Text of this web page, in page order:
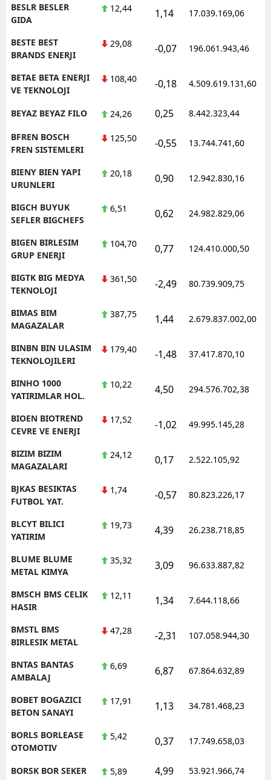
BESLR BESLER
GIDA
12,44 1,14 17.039.169,06
BESTE BEST
BRANDS ENERJI
29,08 -0,07 196.061.943,46
BETAE BETA ENERJI
VE TEKNOLOJI
108,40 -0,18 4.509.619.131,60
BEYAZ BEYAZ FILO 24,26 0,25 8.442.323,44
BFREN BOSCH
FREN SISTEMLERI
125,50 -0,55 13.744.741,60
BIENY BIEN YAPI
URUNLERI
20,18 0,90 12.942.830,16
BIGCH BUYUK
SEFLER BIGCHEFS
6,51 0,62 24.982.829,06
BIGEN BIRLESIM
GRUP ENERJI
104,70 0,77 124.410.000,50
BIGTK BIG MEDYA
TEKNOLOJI
361,50 -2,49 80.739.909,75
BIMAS BIM
MAGAZALAR
387,75 1,44 2.679.837.002,00
BINBN BIN ULASIM
TEKNOLOJILERI
179,40 -1,48 37.417.870,10
BINHO 1000
YATIRIMLAR HOL.
10,22 4,50 294.576.702,38
BIOEN BIOTREND
CEVRE VE ENERJI
17,52 -1,02 49.995.145,28
BIZIM BIZIM
MAGAZALARI
24,12 0,17 2.522.105,92
BJKAS BESIKTAS
FUTBOL YAT.
1,74 -0,57 80.823.226,17
BLCYT BILICI
YATIRIM
19,73 4,39 26.238.718,85
BLUME BLUME
METAL KIMYA
35,32 3,09 96.633.887,82
BMSCH BMS CELIK
HASIR
12,11 1,34 7.644.118,66
BMSTL BMS
BIRLESIK METAL
47,28 -2,31 107.058.944,30
BNTAS BANTAS
AMBALAJ
6,69 6,87 67.864.632,89
BOBET BOGAZICI
BETON SANAYI
17,91 1,13 34.781.468,23
BORLS BORLEASE
OTOMOTIV
5,42 0,37 17.749.658,03
BORSK BOR SEKER 5,89 4,99 53.921.966,74